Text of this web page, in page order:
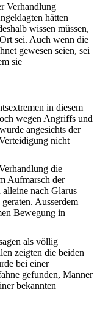
Verhandlung
hätten
wissen müssen,
sei. Auch wenn die
gewesen seien, sei
sie
in diesem
wegen Angriffs und
angesichts der
nicht
die
Aufmarsch der
alleine nach Glarus
Ausserdem
Bewegung in
als völlig
zeigten die beiden
bei einer
gefunden, Manner
bekannten